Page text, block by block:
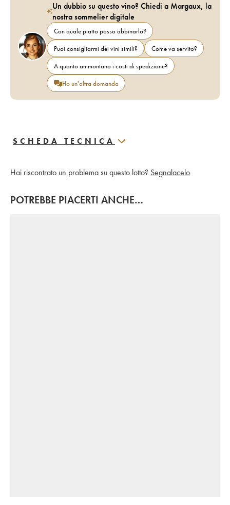
Un dubbio su questo vino? Chiedi a Margaux, la
nostra sommelier digitale
Con quale piatto posso abbinarlo?
Puoi consigliarmi dei vini simili?
Come va servito?
A quanto ammontano i costi di spedizione?
Ho un'altra domanda
SCHEDA TECNICA
Hai riscontrato un problema su questo lotto? Segnalacelo
POTREBBE PIACERTI ANCHE…